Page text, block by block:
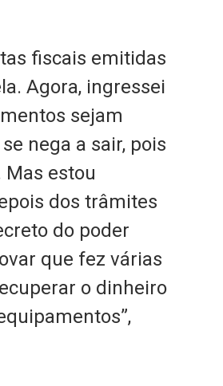
fiscais emitidas
Agora, ingressei
sejam
nega a sair, pois
estou
dos trâmites
do poder
que fez várias
o dinheiro